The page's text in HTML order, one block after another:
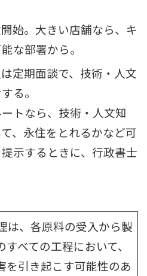
始。大きい店舗なら、キ
な部署から。
定期面談で、技術・人文
る。
トなら、技術・人文知
、永住をとれるかなど可
示するときに、行政書士
は、各原料の受入から製
べての工程において、
を引き起こす可能性のあ